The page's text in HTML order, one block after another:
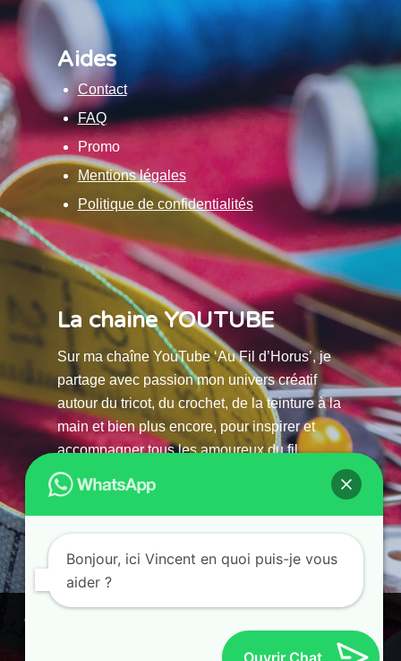
Aides
Contact
FAQ
Promo
Mentions légales
Politique de confidentialités
La chaine YOUTUBE
Sur ma chaîne YouTube ‘Au Fil d’Horus’, je
partage avec passion mon univers créatif
autour du tricot, du crochet, de la teinture à la
main et bien plus encore, pour inspirer et
accompagner tous les amoureux du fil.
© 2025 AU FILS D’HORUS| All Rights Reserved |
Ce site utilise des cookies. En continuant à parcourir ce site, vous
acceptez leur utilisation.
Bonjour, ici Vincent en quoi puis-je vous
aider ?
Ouvrir Chat